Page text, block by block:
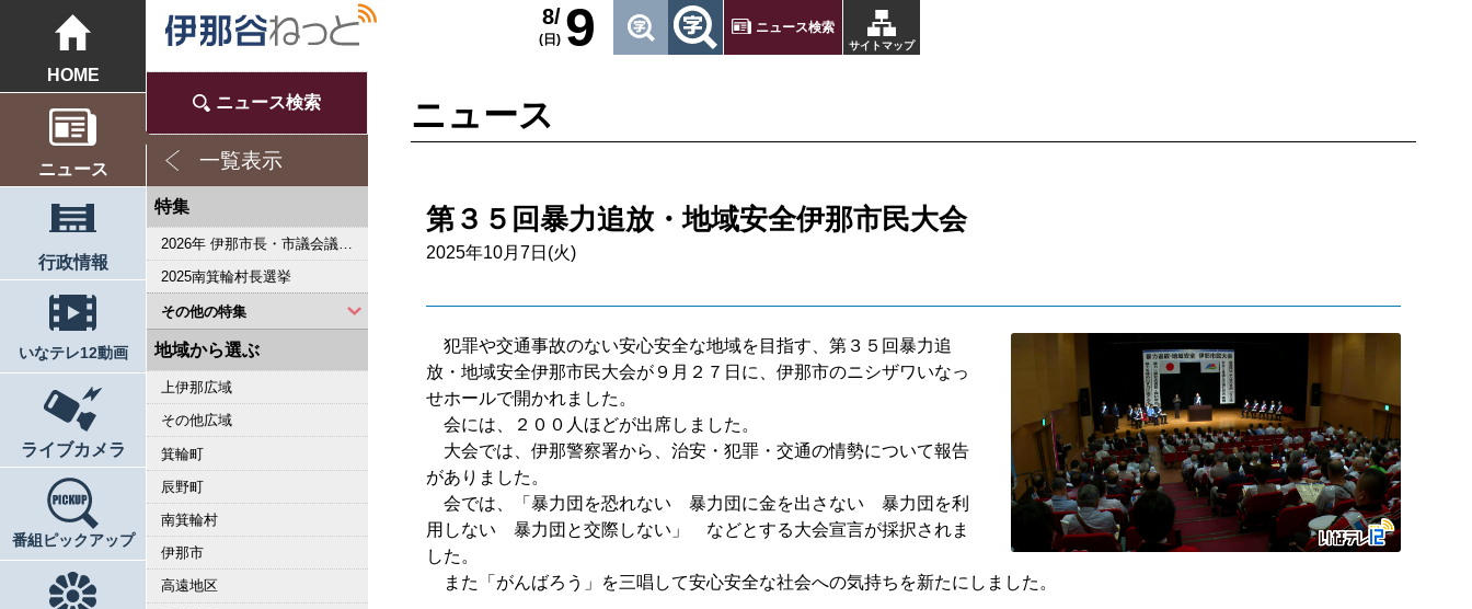
サイトマップ
ニュース検索
9
8/
(日)
HOME
ニュース
行政情報
いなテレ12動画
ライブカメラ
番組ピックアップ
ニュース検索
一覧表示
特集
2026年 伊那市長・市議会議員選挙
2025南箕輪村長選挙
その他の特集
2023県議会議員選挙
2022箕輪町長選挙
2019県議会議員選挙
2018伊那市長選・市議選
桜シリーズ2018
桜シリーズ2017
2015県議会議員選挙
2014箕輪町長選挙
2014伊那市長選・市議選
桜シリーズ2014
カメラリポート
上伊那 医師不足問題
新ごみ中間処理施設
伊那市長・市議選
朝の学舎
記者室
伊那谷1年365人
輝く経営者～その後
花ロマン
伝承 上伊那の50年
駒ヶ根市長選挙
2007年 県議会議員選挙
権兵衛トンネル開通1周年
豪雨被害
新伊那市誕生へ
伊那谷 耐震強度偽装問題
2005年衆院選
その他
地域から選ぶ
上伊那広域
その他広域
箕輪町
辰野町
南箕輪村
伊那市
高遠地区
ニュース
第３５回暴力追放・地域安全伊那市民大会
2025年10月7日(火)
犯罪や交通事故のない安心安全な地域を目指す、第３５回暴力追
放・地域安全伊那市民大会が９月２７日に、伊那市のニシザワいなっ
せホールで開かれました。
会には、２００人ほどが出席しました。
大会では、伊那警察署から、治安・犯罪・交通の情勢について報告
がありました。
会では、「暴力団を恐れない 暴力団に金を出さない 暴力団を利
用しない 暴力団と交際しない」 などとする大会宣言が採択されま
した。
また「がんばろう」を三唱して安心安全な社会への気持ちを新たにしました。